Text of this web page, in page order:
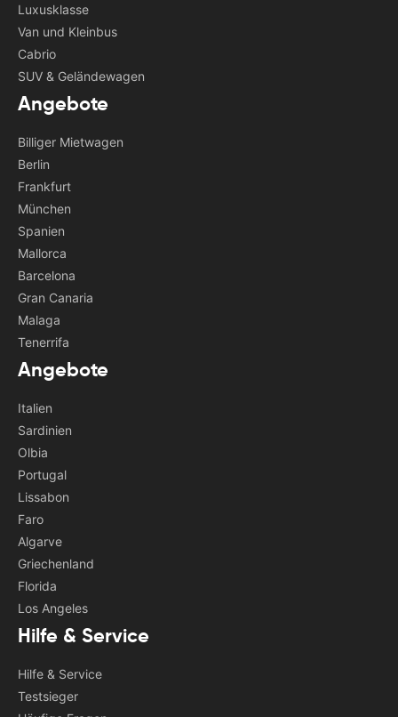
Luxusklasse
Van und Kleinbus
Cabrio
SUV & Geländewagen
Angebote
Billiger Mietwagen
Berlin
Frankfurt
München
Spanien
Mallorca
Barcelona
Gran Canaria
Malaga
Tenerrifa
Angebote
Italien
Sardinien
Olbia
Portugal
Lissabon
Faro
Algarve
Griechenland
Florida
Los Angeles
Hilfe & Service
Hilfe & Service
Testsieger